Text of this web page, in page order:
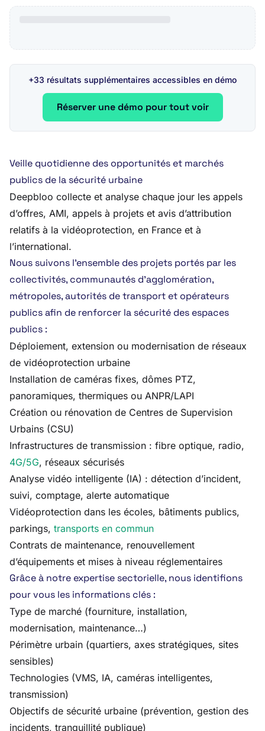
+33 résultats supplémentaires accessibles en démo
Réserver une démo pour tout voir
Veille quotidienne des opportunités et marchés
publics de la sécurité urbaine
Deepbloo collecte et analyse chaque jour les appels
d’offres, AMI, appels à projets et avis d’attribution
relatifs à la vidéoprotection, en France et à
l’international.
Nous suivons l’ensemble des projets portés par les
collectivités, communautés d’agglomération,
métropoles, autorités de transport et opérateurs
publics afin de renforcer la sécurité des espaces
publics :
Déploiement, extension ou modernisation de réseaux
de vidéoprotection urbaine
Installation de caméras fixes, dômes PTZ,
panoramiques, thermiques ou ANPR/LAPI
Création ou rénovation de Centres de Supervision
Urbains (CSU)
Infrastructures de transmission : fibre optique, radio,
4G/5G, réseaux sécurisés
Analyse vidéo intelligente (IA) : détection d’incident,
suivi, comptage, alerte automatique
Vidéoprotection dans les écoles, bâtiments publics,
parkings, transports en commun
Contrats de maintenance, renouvellement
d’équipements et mises à niveau réglementaires
Grâce à notre expertise sectorielle, nous identifions
pour vous les informations clés :
Type de marché (fourniture, installation,
modernisation, maintenance…)
Périmètre urbain (quartiers, axes stratégiques, sites
sensibles)
Technologies (VMS, IA, caméras intelligentes,
transmission)
Objectifs de sécurité urbaine (prévention, gestion des
incidents, tranquillité publique)